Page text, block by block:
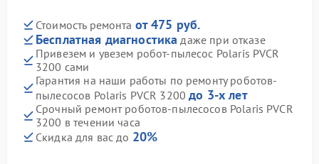
Стоимость ремонта от 475 руб.
Бесплатная диагностика даже при отказе
Привезем и увезем робот-пылесос Polaris PVCR
3200 сами
Гарантия на наши работы по ремонту роботов-
пылесосов Polaris PVCR 3200до 3-х лет
Срочный ремонт роботов-пылесосов Polaris PVCR
3200 в течении часа
Скидка для вас до 20%